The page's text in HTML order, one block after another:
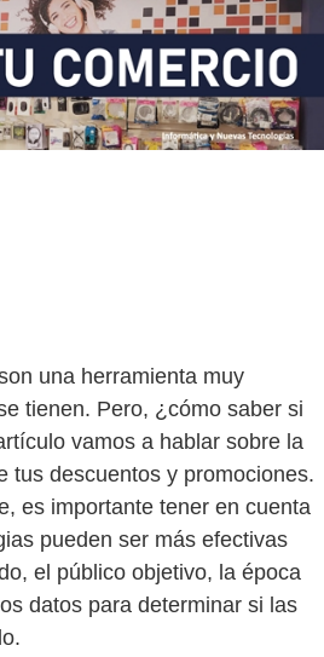
una herramienta muy
tienen. Pero, ¿cómo saber si
vamos a hablar sobre la
tus descuentos y promociones.
es importante tener en cuenta
pueden ser más efectivas
el público objetivo, la época
datos para determinar si las